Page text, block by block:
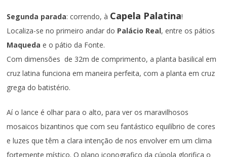
Segunda parada: correndo, à Capela Palatina!
Localiza-se no primeiro andar do Palácio Real, entre os pátios
Maqueda e o pátio da Fonte.
Com dimensões de 32m de comprimento, a planta basilical em
cruz latina funciona em maneira perfeita, com a planta em cruz
grega do batistério.
Aí o lance é olhar para o alto, para ver os maravilhosos
mosaicos bizantinos que com seu fantástico equilíbrio de cores
e luzes que têm a clara intenção de nos envolver em um clima
fortemente místico. O plano iconografico da cúpola glorifica o